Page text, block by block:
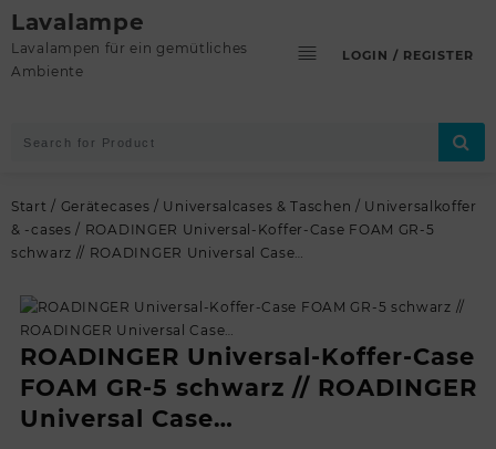
Skip
to
content
Lavalampe
Lavalampen für ein gemütliches
Ambiente
LOGIN / REGISTER
Start / Gerätecases / Universalcases & Taschen / Universalkoffer
& -cases / ROADINGER Universal-Koffer-Case FOAM GR-5
schwarz // ROADINGER Universal Case…
ROADINGER Universal-Koffer-Case
FOAM GR-5 schwarz // ROADINGER
Universal Case…